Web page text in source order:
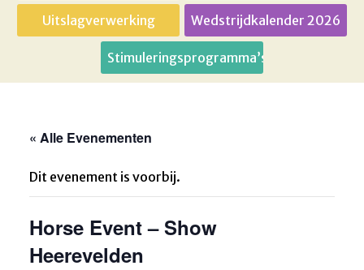
Uitslagverwerking Wedstrijdkalender 2026
Stimuleringsprogramma’s
« Alle Evenementen
Dit evenement is voorbij.
Horse Event – Show
Heerevelden